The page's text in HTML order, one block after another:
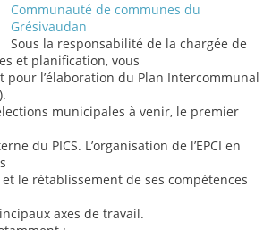
Communauté de communes du
Grésivaudan
Sous la responsabilité de la chargée de
et planification, vous
pour l’élaboration du Plan Intercommunal
municipales à venir, le premier
du PICS. L’organisation de l’EPCI en
le rétablissement de ses compétences
axes de travail.